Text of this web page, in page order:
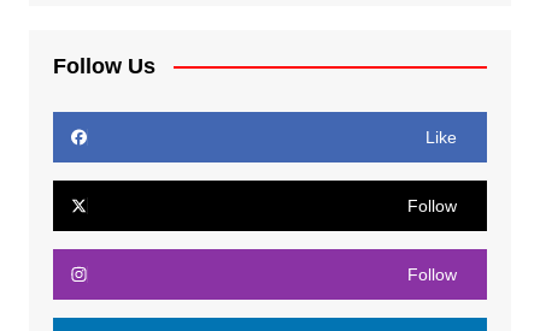
Follow Us
Like
Follow
Follow